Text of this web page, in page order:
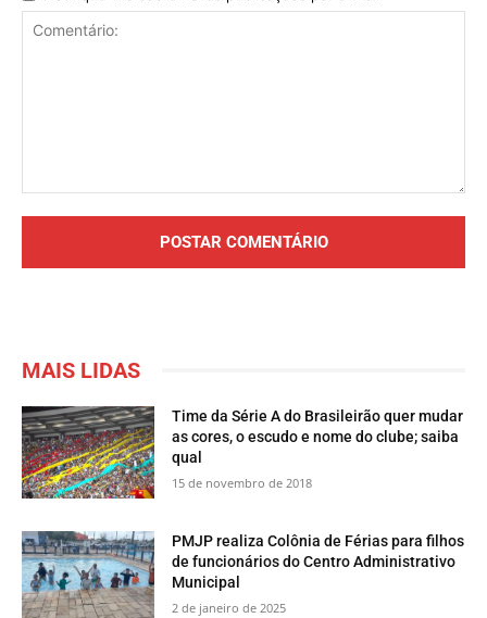
MAIS LIDAS
Time da Série A do Brasileirão quer mudar
as cores, o escudo e nome do clube; saiba
qual
15 de novembro de 2018
PMJP realiza Colônia de Férias para filhos
de funcionários do Centro Administrativo
Municipal
2 de janeiro de 2025